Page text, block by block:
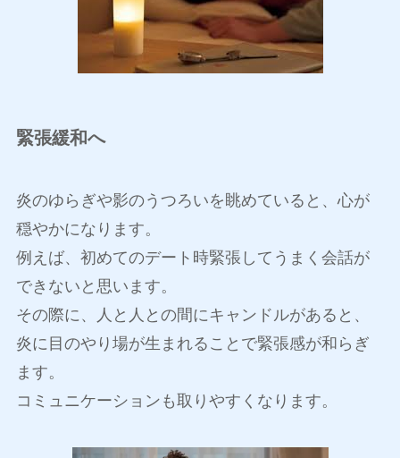
緊張緩和へ
炎のゆらぎや影のうつろいを眺めていると、心が
穏やかになります。
例えば、初めてのデート時緊張してうまく会話が
できないと思います。
その際に、人と人との間にキャンドルがあると、
炎に目のやり場が生まれることで緊張感が和らぎ
ます。
コミュニケーションも取りやすくなります。